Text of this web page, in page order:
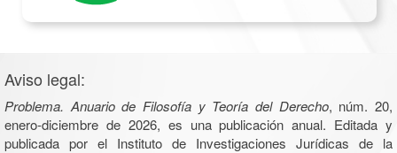
Aviso legal:
Problema. Anuario de Filosofía y Teoría del Derecho, núm. 20,
enero-diciembre de 2026, es una publicación anual. Editada y
publicada por el Instituto de Investigaciones Jurídicas de la